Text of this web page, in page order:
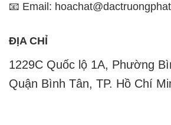
📧 Email:
ĐỊA CHỈ
1229C Quốc lộ 1A, Phường
Quận Bình Tân, TP. Hồ Chí